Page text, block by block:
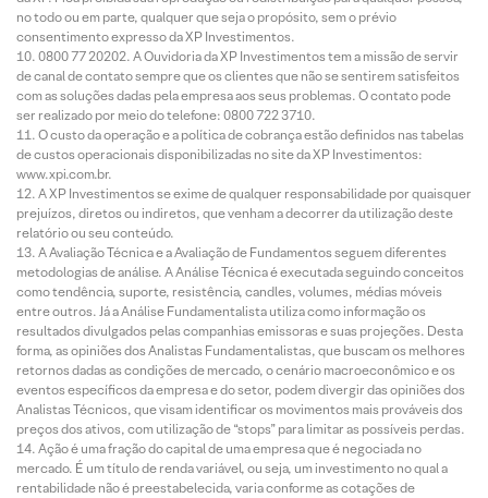
no todo ou em parte, qualquer que seja o propósito, sem o prévio
consentimento expresso da XP Investimentos.
0800 77 20202. A Ouvidoria da XP Investimentos tem a missão de servir
de canal de contato sempre que os clientes que não se sentirem satisfeitos
com as soluções dadas pela empresa aos seus problemas. O contato pode
ser realizado por meio do telefone: 0800 722 3710.
O custo da operação e a política de cobrança estão definidos nas tabelas
de custos operacionais disponibilizadas no site da XP Investimentos:
www.xpi.com.br.
A XP Investimentos se exime de qualquer responsabilidade por quaisquer
prejuízos, diretos ou indiretos, que venham a decorrer da utilização deste
relatório ou seu conteúdo.
A Avaliação Técnica e a Avaliação de Fundamentos seguem diferentes
metodologias de análise. A Análise Técnica é executada seguindo conceitos
como tendência, suporte, resistência, candles, volumes, médias móveis
entre outros. Já a Análise Fundamentalista utiliza como informação os
resultados divulgados pelas companhias emissoras e suas projeções. Desta
forma, as opiniões dos Analistas Fundamentalistas, que buscam os melhores
retornos dadas as condições de mercado, o cenário macroeconômico e os
eventos específicos da empresa e do setor, podem divergir das opiniões dos
Analistas Técnicos, que visam identificar os movimentos mais prováveis dos
preços dos ativos, com utilização de “stops” para limitar as possíveis perdas.
Ação é uma fração do capital de uma empresa que é negociada no
mercado. É um título de renda variável, ou seja, um investimento no qual a
rentabilidade não é preestabelecida, varia conforme as cotações de